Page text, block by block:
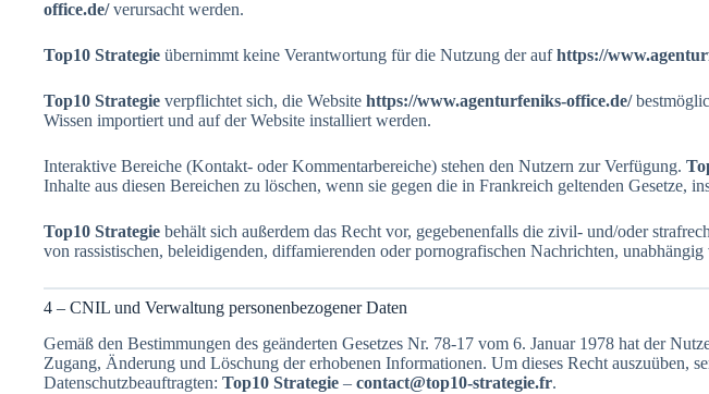
office.de/verursacht werden.
Top10 Strategie übernimmt keine Verantwortung für die Nutzung der aufhttps://
Top10 Strategie verpflichtet sich, die Website https://www.agenturfeniks-office.de/
Wissen importiert und auf der Website installiert werden.
Interaktive Bereiche (Kontakt- oder Kommentarbereiche) stehen den Nutzern zur Verfügung.
Inhalte aus diesen Bereichen zu löschen, wenn sie gegen die in Frankreich geltenden Gesetze,
Top10 Strategie behält sich außerdem das Recht vor, gegebenenfalls die zivil- und/oder
von rassistischen, beleidigenden, diffamierenden oder pornografischen Nachrichten,
4 – CNIL und Verwaltung personenbezogener Daten
Gemäß den Bestimmungen des geänderten Gesetzes Nr. 78-17 vom 6. Januar 1978 hat der
Zugang, Änderung und Löschung der erhobenen Informationen. Um dieses Recht auszuüben,
Datenschutzbeauftragten: Top10 Strategie – contact@top10-strategie.fr.